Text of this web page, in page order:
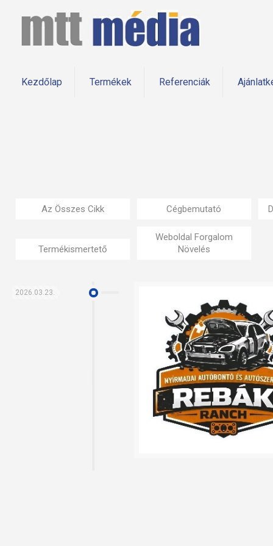
Kezdőlap Termékek Referenciák
Az Összes Cikk Cégbemutató
Termékismertető
Weboldal Forgalom
Növelés
2026.03.23.